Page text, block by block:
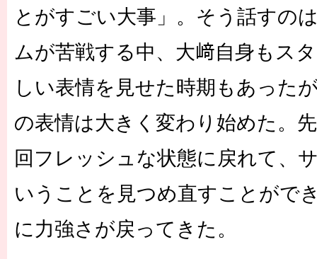
とがすごい大事」。そう話すの
ムが苦戦する中、大﨑自身もス
しい表情を見せた時期もあった
の表情は大きく変わり始めた。
回フレッシュな状態に戻れて、
いうことを見つめ直すことがで
に力強さが戻ってきた。